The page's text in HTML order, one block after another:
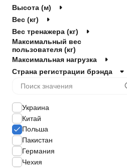
Высота (м)
Вес (кг)
Вес тренажера (кг)
Максимальный вес
пользователя (кг)
Максимальная нагрузка
Страна регистрации брэнда
Украина
Китай
Польша
Пакистан
Германия
Чехия